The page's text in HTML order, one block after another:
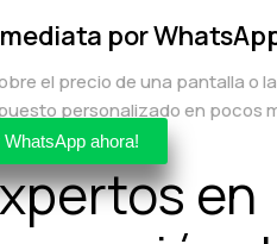
por
el precio de una pantalla o
personalizado en pocos
WhatsApp ahora!
en